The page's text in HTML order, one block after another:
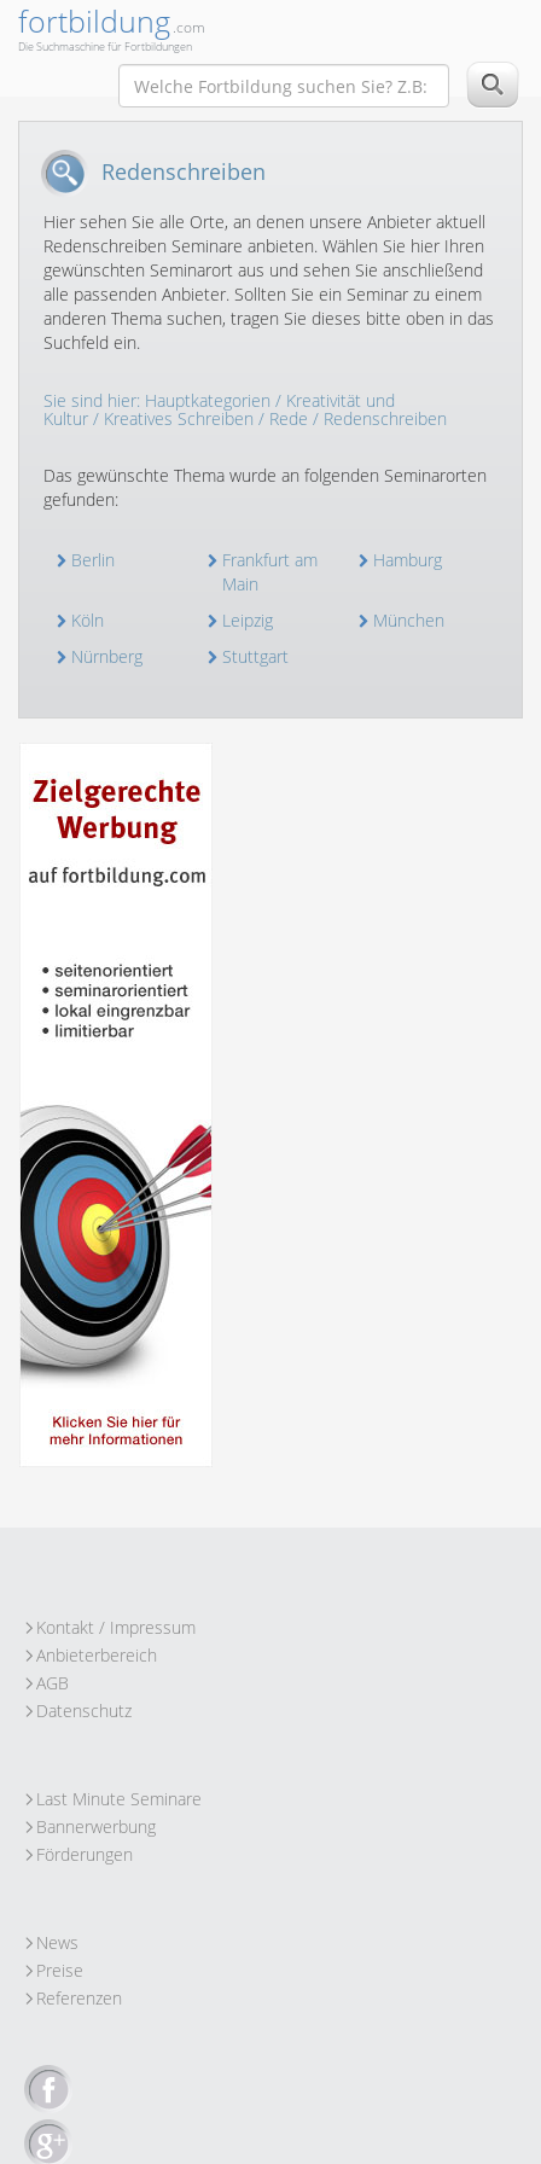
fortbildung.com
Die Suchmaschine für Fortbildungen
Redenschreiben
Hier sehen Sie alle Orte, an denen unsere Anbieter aktuell
Redenschreiben Seminare anbieten. Wählen Sie hier Ihren
gewünschten Seminarort aus und sehen Sie anschließend
alle passenden Anbieter. Sollten Sie ein Seminar zu einem
anderen Thema suchen, tragen Sie dieses bitte oben in das
Suchfeld ein.
Sie sind hier: Hauptkategorien / Kreativität und
Kultur / Kreatives Schreiben / Rede / Redenschreiben
Das gewünschte Thema wurde an folgenden Seminarorten
gefunden:
Berlin
Frankfurt am
Main
Hamburg
Köln Leipzig
München
Nürnberg
Stuttgart
Kontakt / Impressum
Anbieterbereich
AGB
Datenschutz
Last Minute Seminare
Bannerwerbung
Förderungen
News
Preise
Referenzen